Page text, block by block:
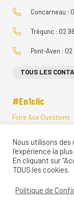
Concarneau :
Trégunc : 02
Pont-Aven :
TOUS LES
#En1clic
Foire Aux Questions
Visites Vituelles
Ecole Directe
Restaurant
Assistance
Nous utilisons
l'expérience la
En cliquant sur
TOUS les cookies.
Politique de